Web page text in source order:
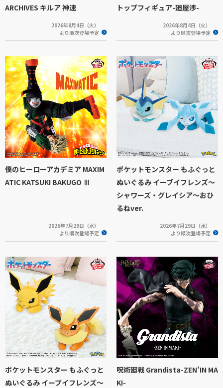
ARCHIVES キルア 神速
2026年8月4日（火）
より順次登場予定
トップフィギュア-廻屋渉-
2026年8月4日（火）
より順次登場予定
僕のヒーローアカデミア MAXIM
ATIC KATSUKI BAKUGO Ⅲ
2026年7月29日（水）
より順次登場予定
ポケットモンスター もふぐっと
ぬいぐるみ イーブイフレンズ～
シャワーズ・グレイシア～おひ
るねver.
2026年7月29日（水）
より順次登場予定
ポケットモンスター もふぐっと
ぬいぐるみ イーブイフレンズ～
呪術廻戦 Grandista-ZEN’IN MA
KI-